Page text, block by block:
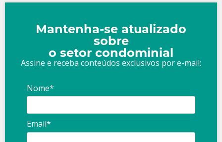
Mantenha-se atualizado
sobre
o setor condominial
Assine e receba conteúdos exclusivos por e-mail:
Nome*
Email*